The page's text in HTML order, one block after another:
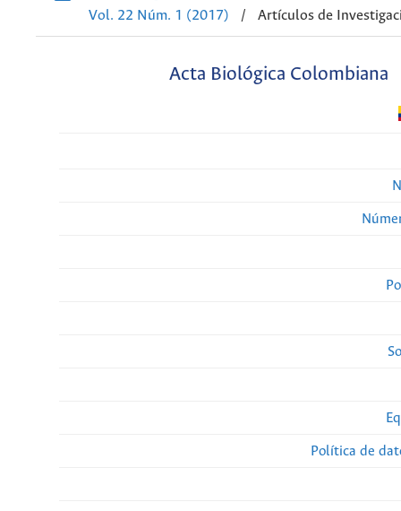
Vol. 22 Núm. 1 (2017)
/ Artículos de
Acta Biológica Colombiana
Política de